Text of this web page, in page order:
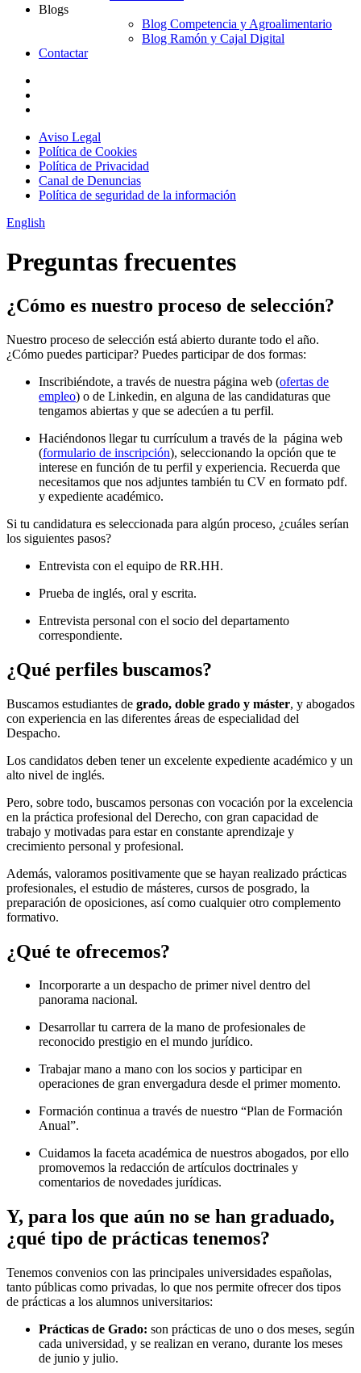
Blogs
Blog Competencia y Agroalimentario
Blog Ramón y Cajal Digital
Contactar
Aviso Legal
Política de Cookies
Política de Privacidad
Canal de Denuncias
Política de seguridad de la información
English
Preguntas frecuentes
¿Cómo es nuestro proceso de selección?
Nuestro proceso de selección está abierto durante todo el año.
¿Cómo puedes participar? Puedes participar de dos formas:
Inscribiéndote, a través de nuestra página web (ofertas de
empleo) o de Linkedin, en alguna de las candidaturas que
tengamos abiertas y que se adecúen a tu perfil.
Haciéndonos llegar tu currículum a través de la página web
(formulario de inscripción), seleccionando la opción que te
interese en función de tu perfil y experiencia. Recuerda que
necesitamos que nos adjuntes también tu CV en formato pdf.
y expediente académico.
Si tu candidatura es seleccionada para algún proceso, ¿cuáles serían
los siguientes pasos?
Entrevista con el equipo de RR.HH.
Prueba de inglés, oral y escrita.
Entrevista personal con el socio del departamento
correspondiente.
¿Qué perfiles buscamos?
Buscamos estudiantes de grado, doble grado y máster, y abogados
con experiencia en las diferentes áreas de especialidad del
Despacho.
Los candidatos deben tener un excelente expediente académico y un
alto nivel de inglés.
Pero, sobre todo, buscamos personas con vocación por la excelencia
en la práctica profesional del Derecho, con gran capacidad de
trabajo y motivadas para estar en constante aprendizaje y
crecimiento personal y profesional.
Además, valoramos positivamente que se hayan realizado prácticas
profesionales, el estudio de másteres, cursos de posgrado, la
preparación de oposiciones, así como cualquier otro complemento
formativo.
¿Qué te ofrecemos?
Incorporarte a un despacho de primer nivel dentro del
panorama nacional.
Desarrollar tu carrera de la mano de profesionales de
reconocido prestigio en el mundo jurídico.
Trabajar mano a mano con los socios y participar en
operaciones de gran envergadura desde el primer momento.
Formación continua a través de nuestro “Plan de Formación
Anual”.
Cuidamos la faceta académica de nuestros abogados, por ello
promovemos la redacción de artículos doctrinales y
comentarios de novedades jurídicas.
Y, para los que aún no se han graduado,
¿qué tipo de prácticas tenemos?
Tenemos convenios con las principales universidades españolas,
tanto públicas como privadas, lo que nos permite ofrecer dos tipos
de prácticas a los alumnos universitarios:
Prácticas de Grado: son prácticas de uno o dos meses, según
cada universidad, y se realizan en verano, durante los meses
de junio y julio.